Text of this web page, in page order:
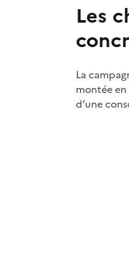
Les
La
montée
d’une